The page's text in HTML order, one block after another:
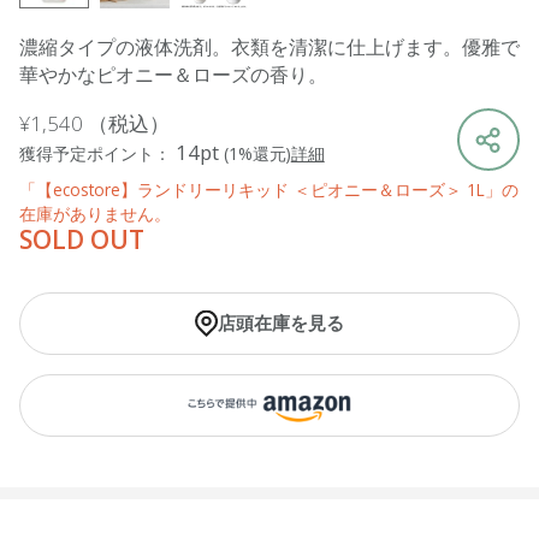
濃縮タイプの液体洗剤。衣類を清潔に仕上げます。優雅で
華やかなピオニー＆ローズの香り。
¥1,540 （税込）
獲得予定ポイント： 14pt (1%還元)詳細
「【ecostore】ランドリーリキッド ＜ピオニー＆ローズ＞ 1L」の
在庫がありません。
SOLD OUT
店頭在庫を見る